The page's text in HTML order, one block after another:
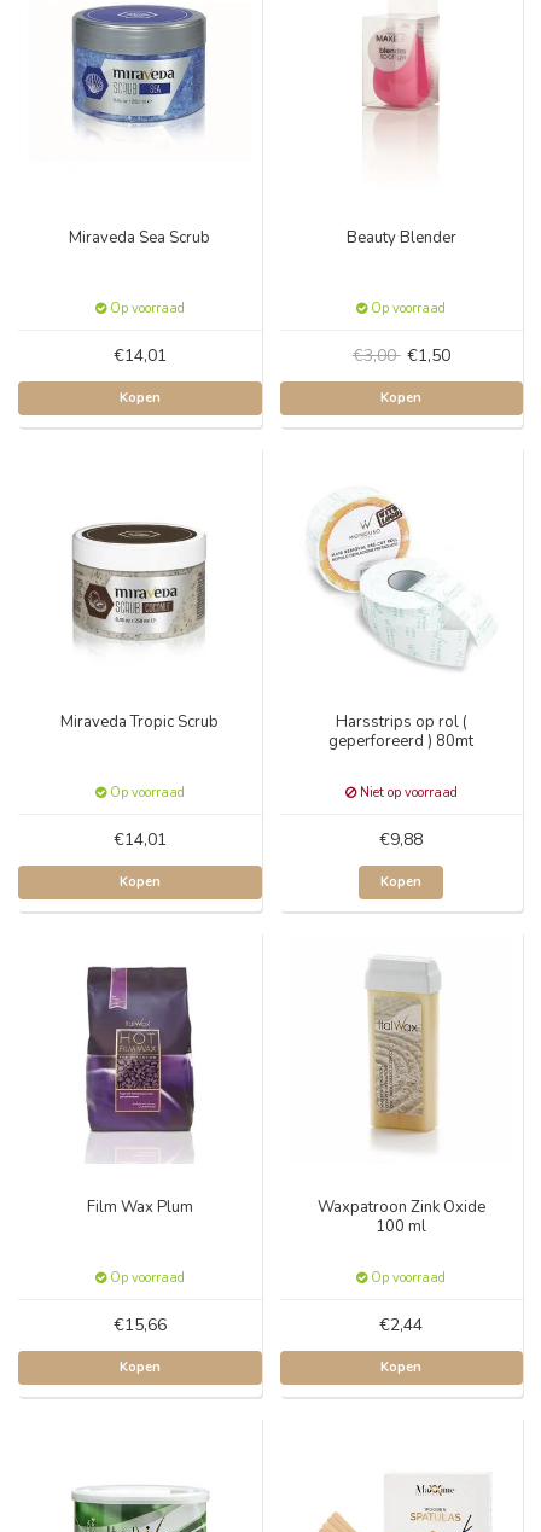
Miraveda Sea Scrub
Op voorraad
€14,01
Kopen
Beauty Blender
Op voorraad
€3,00 €1,50
Kopen
Miraveda Tropic Scrub
Op voorraad
€14,01
Kopen
Harsstrips op rol (
geperforeerd ) 80mt
Niet op voorraad
€9,88
Kopen
Film Wax Plum
Op voorraad
€15,66
Kopen
Waxpatroon Zink Oxide
100 ml
Op voorraad
€2,44
Kopen